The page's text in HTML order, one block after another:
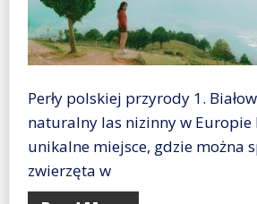
Perły polskiej przyrody 1.
naturalny las nizinny w Europie
unikalne miejsce, gdzie można
zwierzęta w